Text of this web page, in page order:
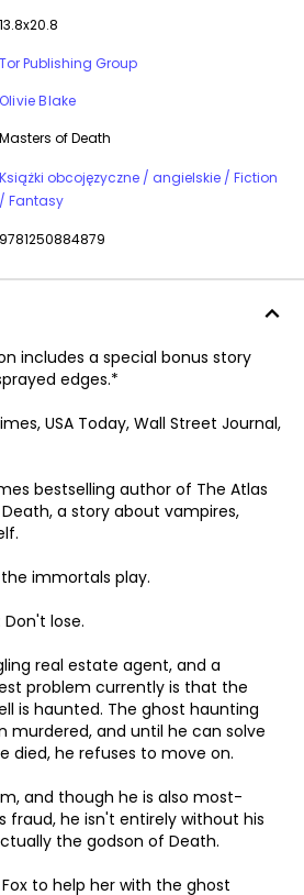
13.8x20.8
Tor Publishing Group
Olivie Blake
Masters of Death
Książki obcojęzyczne / angielskie / Fiction
/ Fantasy
9781250884879
includes a special bonus story
edges.*
USA Today, Wall Street Journal,
bestselling author of The Atlas
a story about vampires,
immortals play.
lose.
real estate agent, and a
problem currently is that the
is haunted. The ghost haunting
murdered, and until he can solve
died, he refuses to move on.
and though he is also most-
fraud, he isn't entirely without his
the godson of Death.
to help her with the ghost